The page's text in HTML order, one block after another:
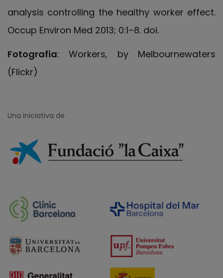
analysis controlling the healthy worker effect.
Occup Environ Med 2013; 0:1–8. doi.
Fotografia: Workers, by Melbournewaters
(Flickr)
Una iniciativa de